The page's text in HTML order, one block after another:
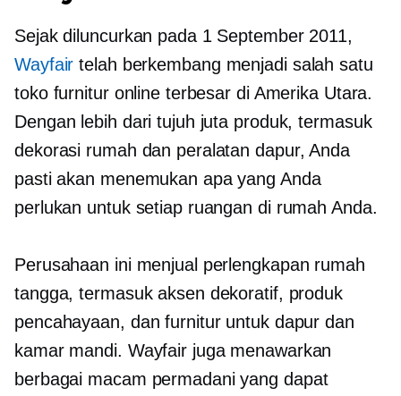
Sejak diluncurkan pada 1 September 2011,
Wayfair telah berkembang menjadi salah satu
toko furnitur online terbesar di Amerika Utara.
Dengan lebih dari tujuh juta produk, termasuk
dekorasi rumah dan peralatan dapur, Anda
pasti akan menemukan apa yang Anda
perlukan untuk setiap ruangan di rumah Anda.
Perusahaan ini menjual perlengkapan rumah
tangga, termasuk aksen dekoratif, produk
pencahayaan, dan furnitur untuk dapur dan
kamar mandi. Wayfair juga menawarkan
berbagai macam permadani yang dapat